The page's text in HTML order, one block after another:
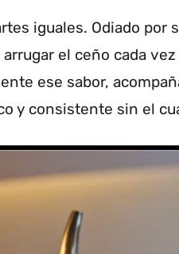
iguales. Odiado por
el ceño cada
ese sabor,
y consistente sin el